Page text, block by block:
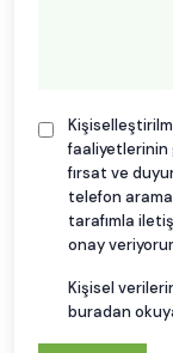
faaliyetlerinin
fırsat ve
telefon
tarafımla
onay
Kişisel
buradan